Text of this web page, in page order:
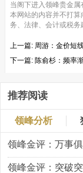
当阁下进入领峰贵金属
本网站的内容并不打
务、法律、会计或税务
上一篇: 周游：金价短
下一篇: 陈俞杉：频率
推荐阅读
领峰分析
领峰金评：突破